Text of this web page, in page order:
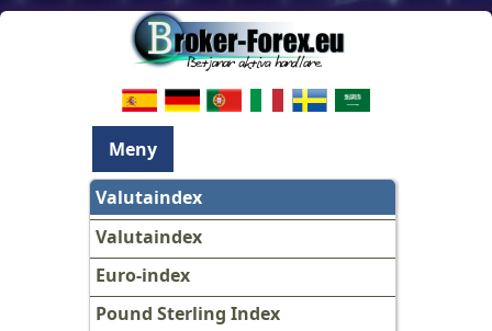
Meny
Valutaindex
Valutaindex
Euro-index
Pound Sterling Index